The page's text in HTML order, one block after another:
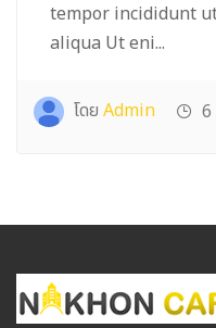
tempor incididunt
aliqua Ut eni...
โดย Admin 6